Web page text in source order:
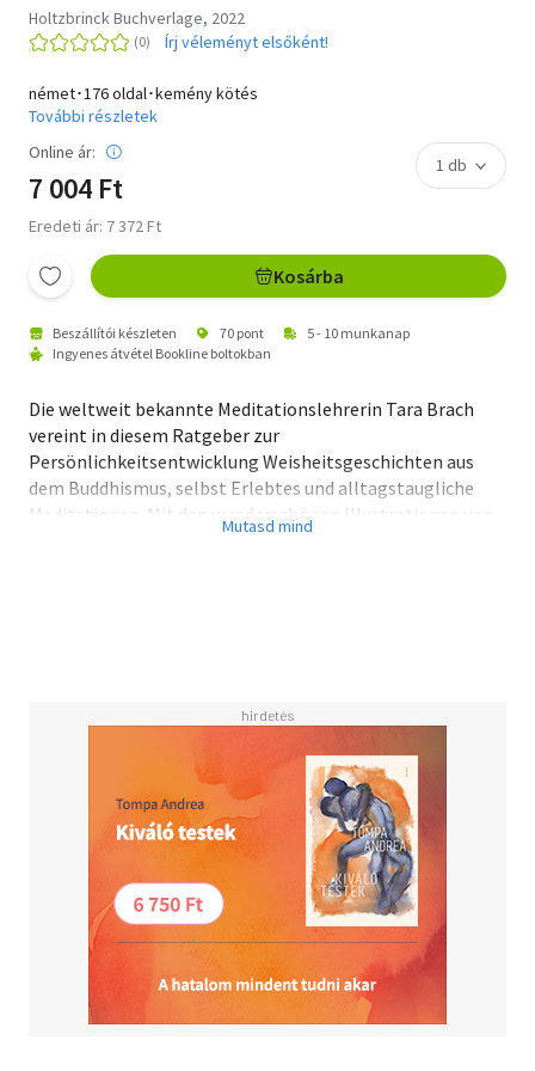
Holtzbrinck Buchverlage, 2022
Írj véleményt elsőként!
német･176 oldal･kemény kötés
További részletek
Online ár:
7 004 Ft
Eredeti ár: 7 372 Ft
Kosárba
Beszállítói készleten 70 pont
5 - 10 munkanap
Ingyenes átvétel Bookline boltokban
Die weltweit bekannte Meditationslehrerin Tara Brach
vereint in diesem Ratgeber zur
Persönlichkeitsentwicklung Weisheitsgeschichten aus
dem Buddhismus, selbst Erlebtes und alltagstaugliche
Meditationen. Mit den wunderschönen Illustrationen von
Vicky Alvarez eignet sich dieses außergewöhnliche Buch
"Gutheit" ist das eigentliche "Selbst-Vertrauen". Dieses
Vertrauen bringt uns Tara Brach in diesem liebevoll
gestalteten Band nahe. Dazu erzählt sie viel Berührendes
aus ihrem eigenen Leben und offenbart Schätze aus der
Weisheit des Buddhismus. Am Ende eines jeden Kapitels
teilt sie mit uns eine kleine Reflexion oder alltagsnahe
Meditation. Dadurch wird das, was wir durch die
Geschichten eher intuitiv gelernt haben, noch einmal
konkret in uns "verankert". Selbst in leidvolleren
Situationen des Lebens hilft es sehr, trotz allem unsere
innere Schönheit nicht aus dem Blick zu verlieren.Konkret
zeigt Tara Brach drei Wege der Achtsamkeit auf: sich zu